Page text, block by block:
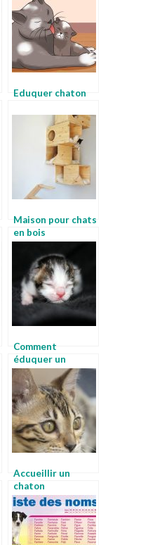
Eduquer chaton
Maison pour chats
en bois
Comment
éduquer un
chaton de 2 mois
Accueillir un
chaton